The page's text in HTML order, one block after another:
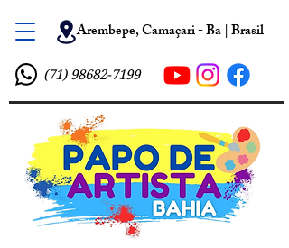
Arembepe, Camaçari - Ba | Brasil
(71) 98682-7199